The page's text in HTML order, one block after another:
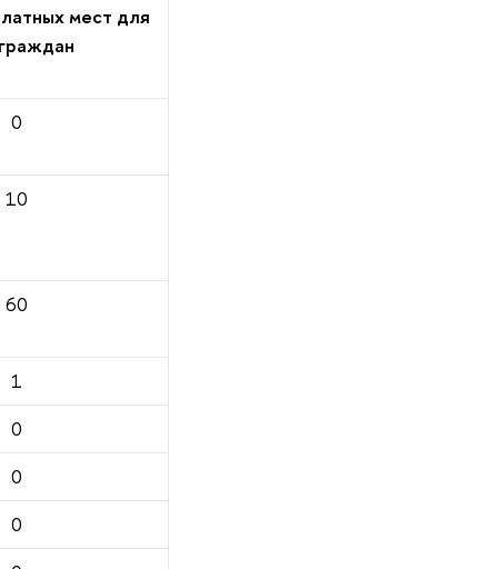
мест для
0
10
60
1
0
0
0